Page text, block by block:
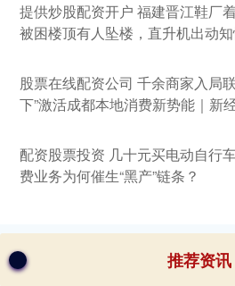
提供炒股配资开户 福建晋江鞋厂
被困楼顶有人坠楼，直升机出动
股票在线配资公司 千余商家入局
下”激活成都本地消费新势能｜新
配资股票投资 几十元买电动自行
费业务为何催生“黑产”链条？
推荐资讯